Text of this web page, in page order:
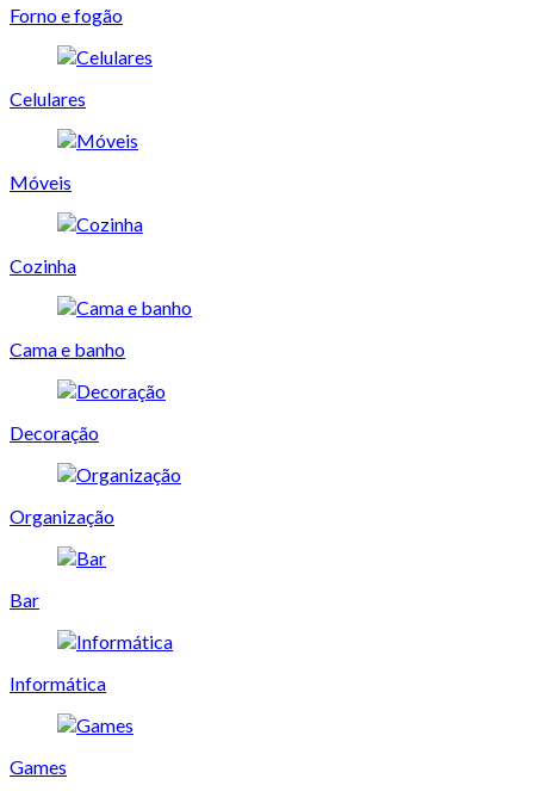
Forno e fogão
Celulares
Móveis
Cozinha
Cama e banho
Decoração
Organização
Bar
Informática
Games